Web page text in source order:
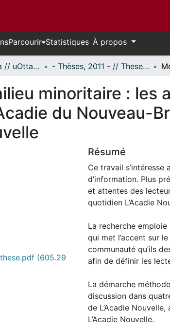
Parcourir Statistiques À propos
Thèses uOttawa // uOttawa Theses - Thèses, 2011 - // Theses, 2011 -
minoritaire :
du Nouveau-
(605.29
Résumé
Ce travail
d’information. Plus
et attentes des
quotidien L’Acadie
La recherche
qui met l’accent sur
communauté qu’ils
afin de définir les
La démarche
discussion dans
de L’Acadie
L’Acadie Nouvelle.